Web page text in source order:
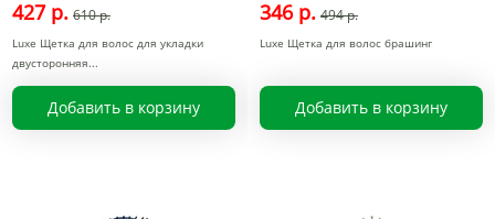
427 р. 610 р.
Luxe Щетка для волос для укладки
двусторонняя
Добавить в корзину
346 р. 494 р.
Luxe Щетка для волос брашинг
Добавить в корзину